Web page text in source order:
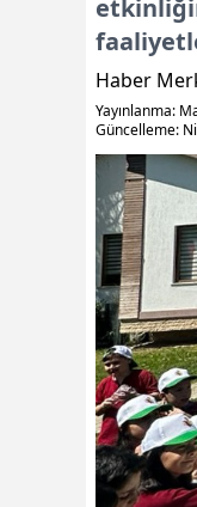
Haber
Yayınlanma:
Güncelleme: